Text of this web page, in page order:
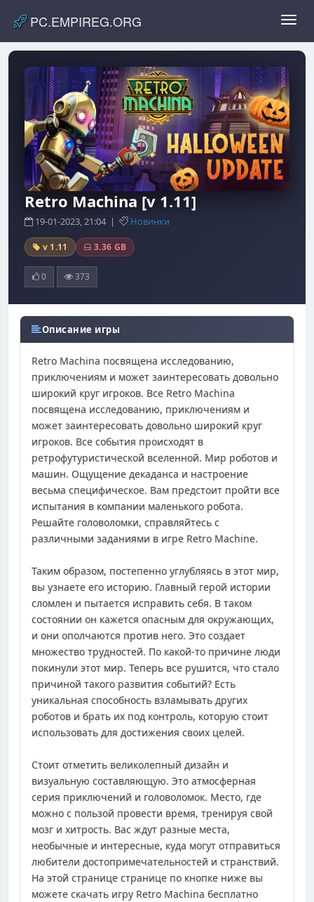
PC.EMPIREG.ORG
Retro Machina [v 1.11]
19-01-2023, 21:04 | Новинки
v 1.11 3.36 GB
0 373
Описание игры
Retro Machina посвящена исследованию,
приключениям и может заинтересовать довольно
широкий круг игроков. Все Retro Machina
посвящена исследованию, приключениям и
может заинтересовать довольно широкий круг
игроков. Все события происходят в
ретрофутуристической вселенной. Мир роботов и
машин. Ощущение декаданса и настроение
весьма специфическое. Вам предстоит пройти все
испытания в компании маленького робота.
Решайте головоломки, справляйтесь с
различными заданиями в игре Retro Machine.
Таким образом, постепенно углубляясь в этот мир,
вы узнаете его историю. Главный герой истории
сломлен и пытается исправить себя. В таком
состоянии он кажется опасным для окружающих,
и они ополчаются против него. Это создает
множество трудностей. По какой-то причине люди
покинули этот мир. Теперь все рушится, что стало
причиной такого развития событий? Есть
уникальная способность взламывать других
роботов и брать их под контроль, которую стоит
использовать для достижения своих целей.
Стоит отметить великолепный дизайн и
визуальную составляющую. Это атмосферная
серия приключений и головоломок. Место, где
можно с пользой провести время, тренируя свой
мозг и хитрость. Вас ждут разные места,
необычные и интересные, куда могут отправиться
любители достопримечательностей и странствий.
На этой странице странице по кнопке ниже вы
можете скачать игру Retro Machina бесплатно